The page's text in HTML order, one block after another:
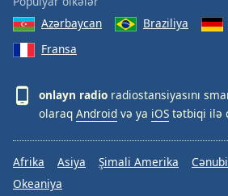
Azərbaycan
Braziliya
Fransa
onlayn radio radiostansiyasını
olaraq Android və ya iOS tətbiqi ilə
Afrika Asiya Şimali Amerika
Okeaniya